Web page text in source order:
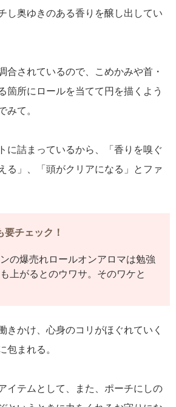
し奥ゆきのある香りを醸し出してい
合されているので、こめかみや首・
箇所にロールを当てて円を描くよう
みて。
に詰まっているから、「香りを嗅ぐ
る」、「頭がクリアになる」とファ
要チェック！
の爆売れロールオンアロマは勉強
上がるとのウワサ。そのワケと
きかけ、心身のコリがほぐれていく
包まれる。
イテムとして、また、ポーチにしの